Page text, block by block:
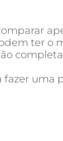
ter o
uma